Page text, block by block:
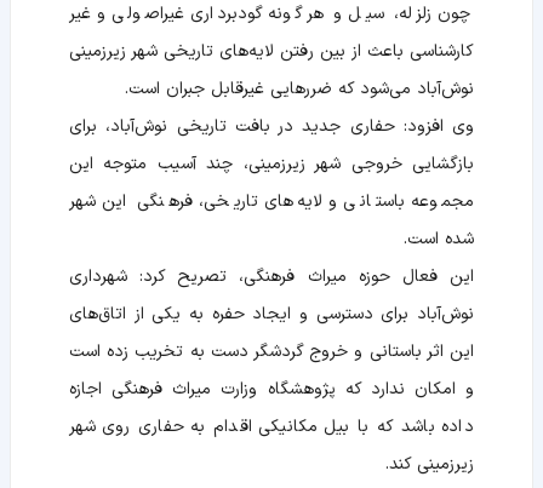
چون زلزله، سیل و هر گونه گودبرداری غیراصولی و غیر
کارشناسی باعث از بین رفتن لایه‌های تاریخی شهر زیرزمینی
نوش‌آباد می‌شود که ضررهایی غیرقابل جبران است.
وی افزود: حفاری جدید در بافت تاریخی نوش‌آباد، برای
بازگشایی خروجی شهر زیرزمینی، چند آسیب متوجه این
مجموعه باستانی و لایه‌های تاریخی، فرهنگی این شهر
شده است.
این فعال حوزه میراث فرهنگی، تصریح کرد: شهرداری
نوش‌آباد برای دسترسی و ایجاد حفره به یکی از اتاق‌های
این اثر باستانی و خروج گردشگر دست به تخریب زده است
و امکان ندارد که پژوهشگاه وزارت میراث فرهنگی اجازه
داده باشد که با بیل مکانیکی اقدام به حفاری روی شهر
زیرزمینی کند.